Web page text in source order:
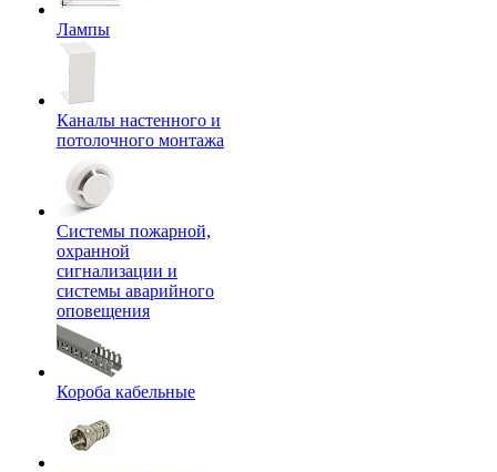
Лампы
Каналы настенного и
потолочного монтажа
Системы пожарной,
охранной
сигнализации и
системы аварийного
оповещения
Короба кабельные